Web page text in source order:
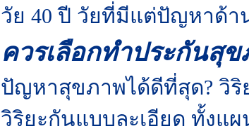
วัย 40 ปี วัยที่มีแต่ปัญหาด้า
ควรเลือกทำประกันสุ
ปัญหาสุขภาพได้ดีที่สุด? วิริ
วิริยะกันแบบละเอียด ทั้งแ